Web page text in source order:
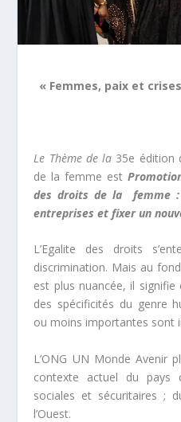
« Femmes, paix et
Le Thème de la 35e édition
de la femme est
des droits de la femme
entreprises et fixer un
L’Egalite des droits
discrimination. Mais au
est plus nuancée, il
des spécificités du genre
ou moins importantes sont
L’ONG UN Monde
contexte actuel du pays
sociales et sécuritaires ;
l’Ouest.